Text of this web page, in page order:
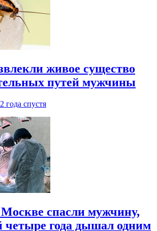
живое существо
путей мужчины
2 года спустя
спасли мужчину,
четыре года дышал одним